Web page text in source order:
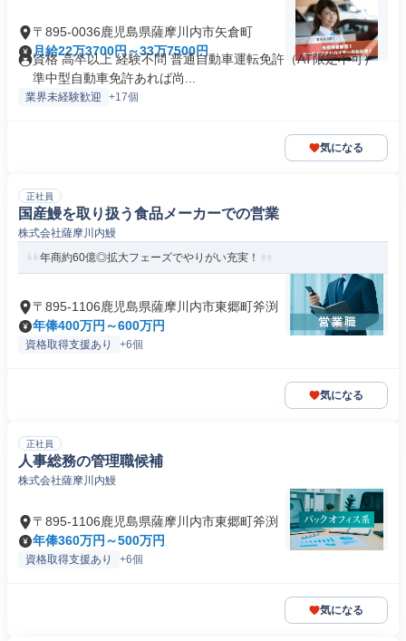
〒895-0036鹿児島県薩摩川内市矢倉町
月給22万3700円～33万7500円
資格 高卒以上 経験不問 普通自動車運転免許（AT限定不可）
準中型自動車免許あれば尚...
業界未経験歓迎 +17個
気になる
正社員
国産鰻を取り扱う食品メーカーでの営業
株式会社薩摩川内鰻
年商約60億◎拡大フェーズでやりがい充実！
〒895-1106鹿児島県薩摩川内市東郷町斧渕
年俸400万円～600万円
資格取得支援あり +6個
気になる
正社員
人事総務の管理職候補
株式会社薩摩川内鰻
〒895-1106鹿児島県薩摩川内市東郷町斧渕
年俸360万円～500万円
資格取得支援あり +6個
気になる